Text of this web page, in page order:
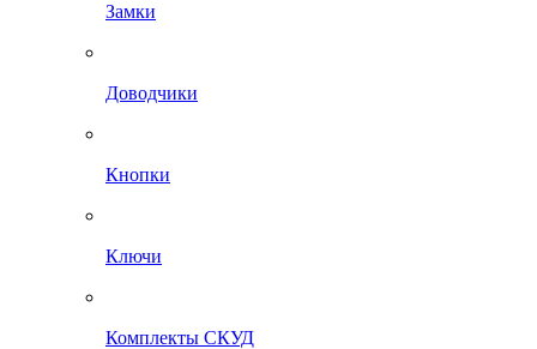
Замки
Доводчики
Кнопки
Ключи
Комплекты СКУД